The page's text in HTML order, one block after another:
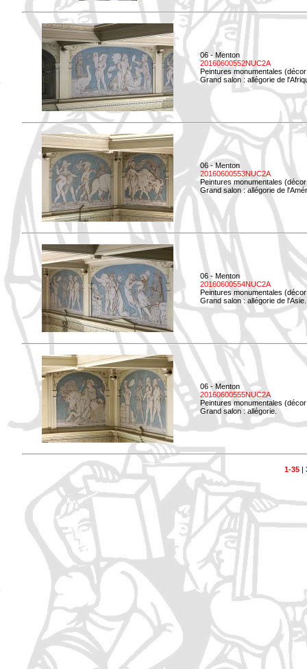
06 - Menton
20160600552NUC2A
Peintures monumentales
Grand salon : allégorie de
06 - Menton
20160600553NUC2A
Peintures monumentales
Grand salon : allégorie de
06 - Menton
20160600554NUC2A
Peintures monumentales
Grand salon : allégorie de l'Asie.
06 - Menton
20160600555NUC2A
Peintures monumentales
Grand salon : allégorie.
1-35|